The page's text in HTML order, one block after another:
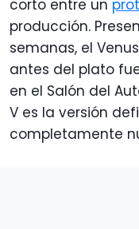
corto entre un
producción.
semanas, el
antes del plato
en el Salón del
V es la versión
completamente